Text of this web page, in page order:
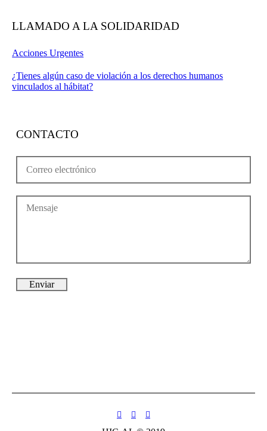
LLAMADO A LA SOLIDARIDAD
Acciones Urgentes
¿Tienes algún caso de violación a los derechos humanos
vinculados al hábitat?
CONTACTO
Enviar